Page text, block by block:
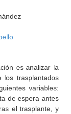
es analizar la
trasplantados
variables:
de espera antes
el trasplante, y